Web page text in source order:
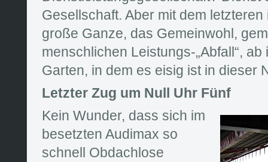
Gesellschaft. Aber mit dem
große Ganze, das Gemeinwohl,
menschlichen Leistungs-„Abfall“,
Garten, in dem es eisig ist in dieser
Letzter Zug um Null Uhr Fünf
Kein Wunder, dass sich im
besetzten Audimax so
schnell Obdachlose